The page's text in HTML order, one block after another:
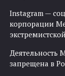
Instagram —
корпорации
Деятельность
запрещена в